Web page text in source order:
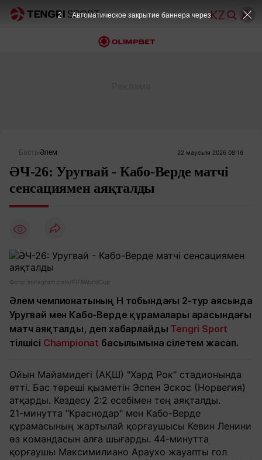
БастыӘлем 22 маусым 2026 08:16
ӘЧ-26: Уругвай - Кабо-Верде матчі
сенсациямен аяқталды
Фото: instagram.com/FIFAWorldCup
Әлем чемпионатының Н тобындағы 2-тур аясында
Уругвай мен Кабо-Верде құрамалары арасындағы
матч аяқталды, деп хабарлайды Tengri Sport
тілшісі Championat басылымына сілетем жасап.
Ойын Майамидегі (АҚШ) "Хард Рок" стадионында
өтті. Бас төреші қызметін Эспен Эскос (Норвегия)
атқарды. Кездесу 2:2 есебімен тең аяқталды.
21-минутта "Краснодар" мен Кабо-Верде
құрамасының жартылай қорғаушысы Кевин Ленини
өз командасын алға шығарды. 44-минутта
қорғаушы Максимилиано Араухо жауапты гол
1 Автоматическое закрытие баннера через